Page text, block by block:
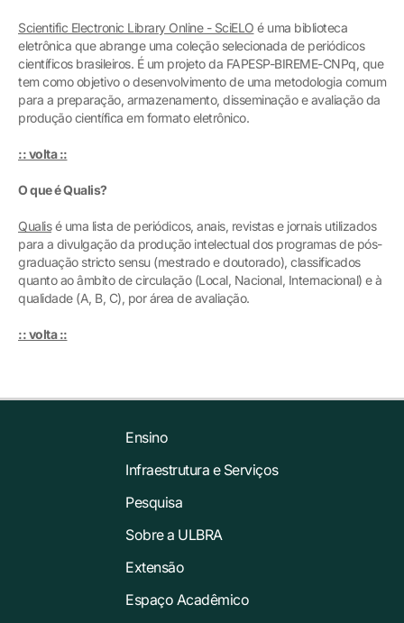
Scientific Electronic Library Online - SciELO é uma biblioteca
eletrônica que abrange uma coleção selecionada de periódicos
científicos brasileiros. É um projeto da FAPESP-BIREME-CNPq, que
tem como objetivo o desenvolvimento de uma metodologia comum
para a preparação, armazenamento, disseminação e avaliação da
produção científica em formato eletrônico.
:: volta ::
O que é Qualis?
Qualisé uma lista de periódicos, anais, revistas e jornais utilizados
para a divulgação da produção intelectual dos programas de pós-
graduação stricto sensu (mestrado e doutorado), classificados
quanto ao âmbito de circulação (Local, Nacional, Internacional) e à
qualidade (A, B, C), por área de avaliação.
:: volta ::
Ensino
Infraestrutura e Serviços
Pesquisa
Sobre a ULBRA
Extensão
Espaço Acadêmico